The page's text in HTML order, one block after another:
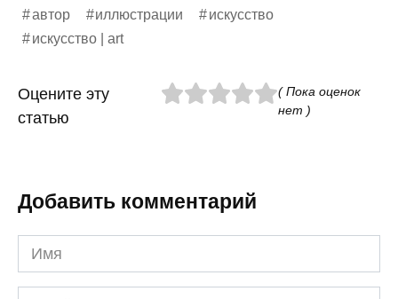
автор иллюстрации
искусство
искусство | art
Оцените эту
статью
( Пока оценок
нет )
Добавить комментарий
Имя
*